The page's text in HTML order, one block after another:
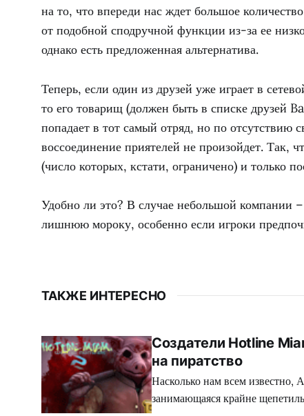
на то, что впереди нас ждет большое
от подобной сподручной функции из-за ее
однако есть предложенная альтернатива.
Теперь, если один из друзей уже играет в
то его товарищ (должен быть в списке друзей
попадает в тот самый отряд, но по отсутствию
воссоединение приятелей не произойдет. Так,
(число которых, кстати, ограничено) и только
Удобно ли это? В случае небольшой компании
лишнюю мороку, особенно если игроки
ТАКЖЕ ИНТЕРЕСНО
Создатели Hotline
на пиратство
Насколько нам всем известно,
занимающаяся крайне